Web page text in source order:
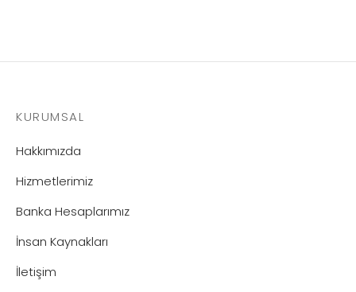
KURUMSAL
Hakkımızda
Hizmetlerimiz
Banka Hesaplarımız
İnsan Kaynakları
İletişim